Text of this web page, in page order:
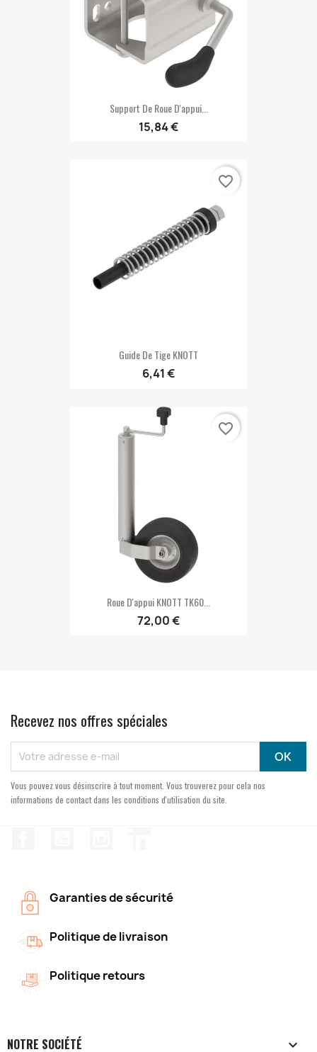
Support De Roue D'appui...
15,84 €
Guide De Tige KNOTT
6,41 €
favorite_border
Roue D'appui KNOTT TK60...
72,00 €
favorite_border
Recevez nos offres spéciales
Vous pouvez vous désinscrire à tout moment. Vous trouverez pour cela nos
informations de contact dans les conditions d'utilisation du site.
Garanties de sécurité
Politique de livraison
Politique retours
NOTRE SOCIÉTÉ 